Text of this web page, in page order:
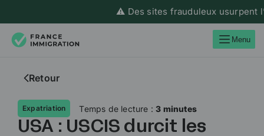
⚠️ Des sites frauduleux usurpent
Menu
Retour
Expatriation Temps de lecture :3 minutes
USA : USCIS durcit les